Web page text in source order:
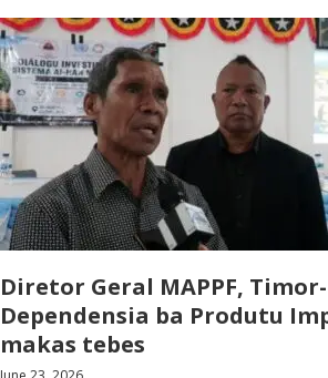
Diretor Geral MAPPF,
Dependensia ba Produtu
makas tebes